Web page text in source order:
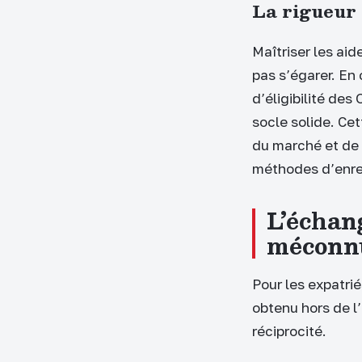
La
Maîtriser les
pas s’égarer.
d’éligibilité des
socle solide.
du marché et
méthodes
Pour les
obtenu hors de
réciprocité.